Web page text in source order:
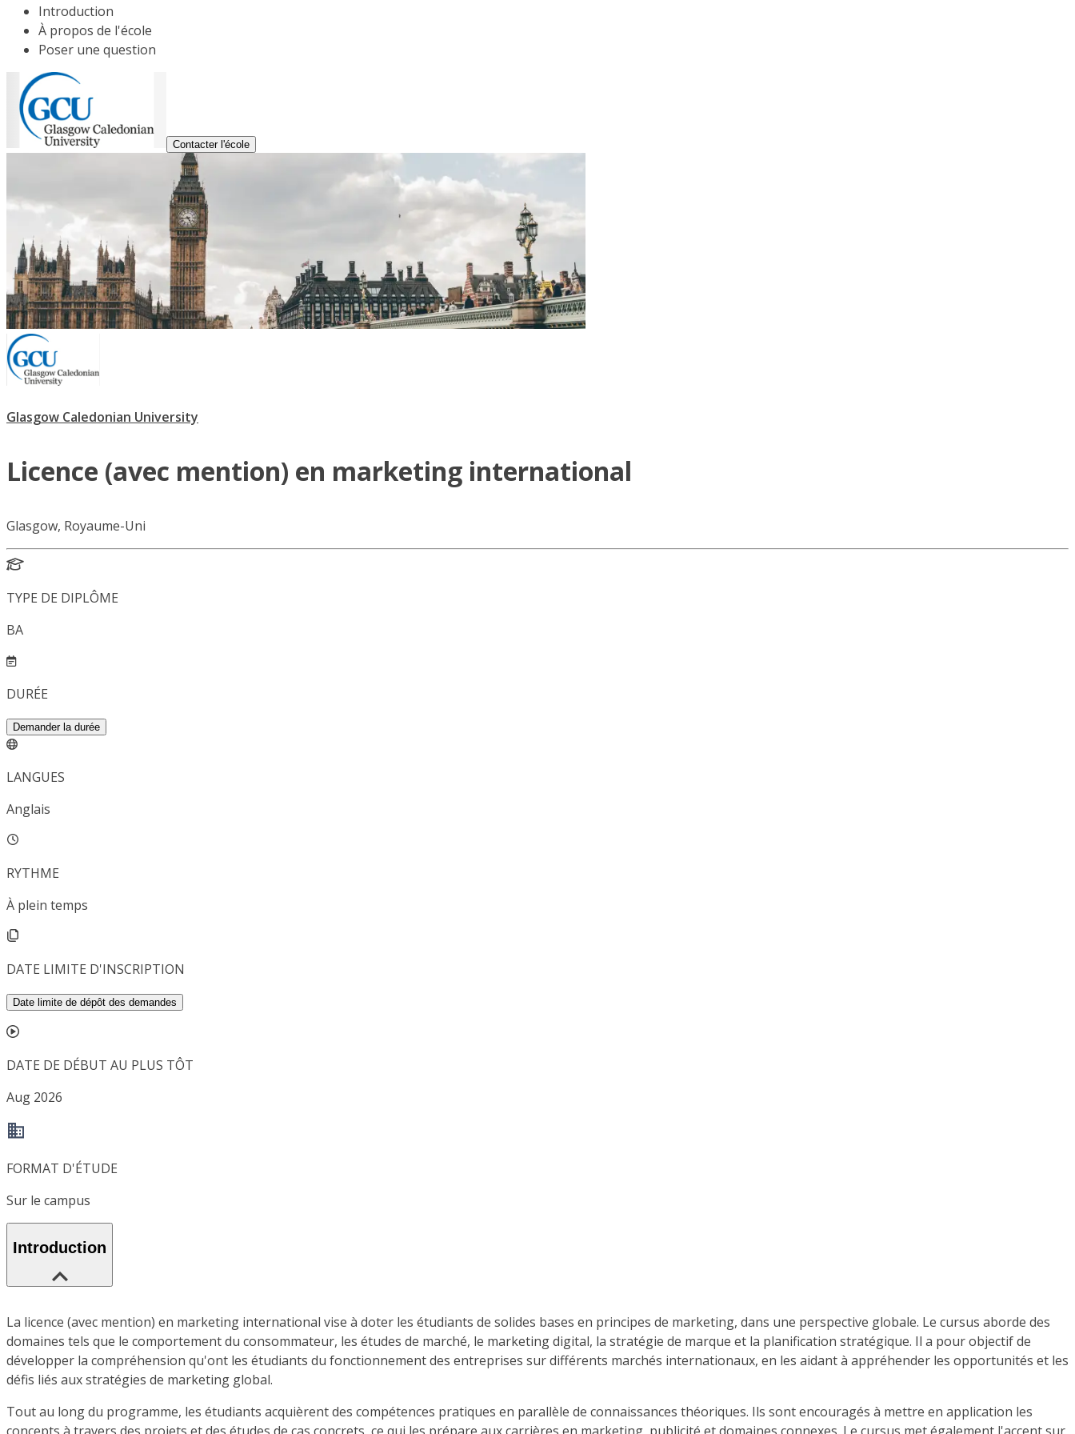
Introduction
À propos de l'école
Poser une question
Contacter l'école
Glasgow Caledonian University
Licence (avec mention) en marketing international
Glasgow, Royaume-Uni
TYPE DE DIPLÔME
BA
DURÉE
Demander la durée
LANGUES
Anglais
RYTHME
À plein temps
DATE LIMITE D'INSCRIPTION
Date limite de dépôt des demandes
DATE DE DÉBUT AU PLUS TÔT
Aug 2026
FORMAT D'ÉTUDE
Sur le campus
Introduction
La licence (avec mention) en marketing international vise à doter les étudiants de solides bases en principes de marketing, dans une perspective globale. Le cursus aborde des
domaines tels que le comportement du consommateur, les études de marché, le marketing digital, la stratégie de marque et la planification stratégique. Il a pour objectif de
développer la compréhension qu'ont les étudiants du fonctionnement des entreprises sur différents marchés internationaux, en les aidant à appréhender les opportunités et les
défis liés aux stratégies de marketing global.
Tout au long du programme, les étudiants acquièrent des compétences pratiques en parallèle de connaissances théoriques. Ils sont encouragés à mettre en application les